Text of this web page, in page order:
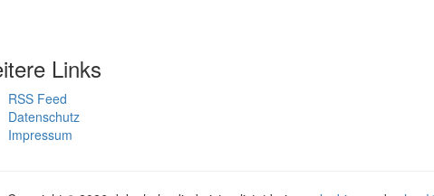
Links
RSS Feed
Datenschutz
Impressum